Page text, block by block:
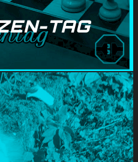
TAG